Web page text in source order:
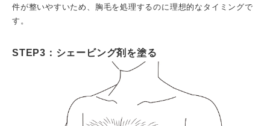
件が整いやすいため、胸毛を処理するのに理想的なタイミングで
す。
STEP3：シェービング剤を塗る